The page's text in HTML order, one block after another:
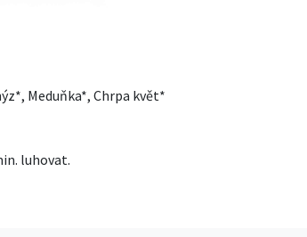
Meduňka*, Chrpa květ*
luhovat.